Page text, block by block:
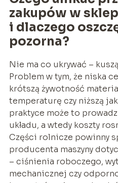
zakupów w
i dlaczego
pozorna?
Nie ma co ukrywać –
Problem w tym, że niska
krótszą żywotność
temperaturę czy niższą
praktyce może to
układu, a wtedy koszty
Części rolnicze powinny
producenta maszyny
– ciśnienia roboczego,
mechanicznej czy